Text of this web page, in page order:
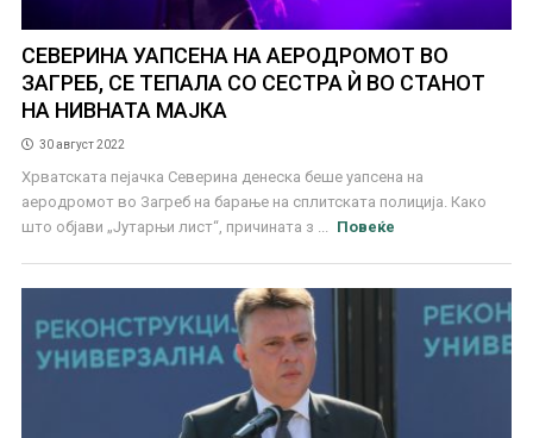
СЕВЕРИНА УАПСЕНА НА АЕРОДРОМОТ ВО
ЗАГРЕБ, СЕ ТЕПАЛА СО СЕСТРА Ѝ ВО СТАНОТ
НА НИВНАТА МАЈКА
30 август 2022
Хрватската пејачка Северина денеска беше уапсена на
аеродромот во Загреб на барање на сплитската полиција. Како
што објави „Јутарњи лист“, причината з ...
Повеќе